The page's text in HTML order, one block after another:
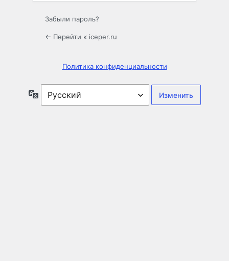
Забыли пароль?
← Перейти к iceper.ru
Политика конфиденциальности
Язык